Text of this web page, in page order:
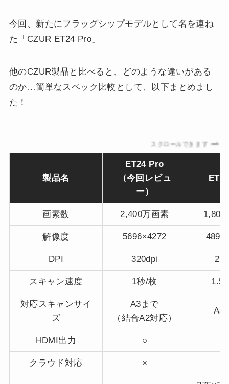
今回、新たにフラッグシップモデルとして名を連ね
た「CZUR ET24 Pro」
他のCZUR製品と比べると、どのような違いがある
のか…簡単なスペック比較として、以下まとめまし
た！
スクロールできます
製品名
ET24 Pro
（今回レビュ
ー）
画素数 2,400万画素 1,800
解像度 5696×4272
DPI 320dpi
スキャン速度 1秒/枚 1.5
対応スキャンサイ
ズ
A3まで
（結合A2対応）
A3
HDMI出力 ○
クラウド対応 ×